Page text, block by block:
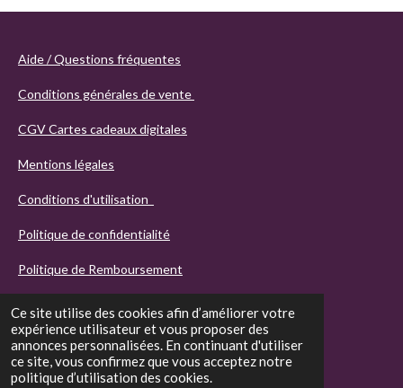
Ce site utilise des cookies afin d’améliorer votre
expérience utilisateur et vous proposer des
annonces personnalisées. En continuant d'utiliser
ce site, vous confirmez que vous acceptez notre
politique d’utilisation des cookies.
Aide / Questions fréquentes
Conditions générales de vente
CGV Cartes cadeaux digitales
Mentions légales
Conditions d'utilisation
Politique de confidentialité
Politique de Remboursement